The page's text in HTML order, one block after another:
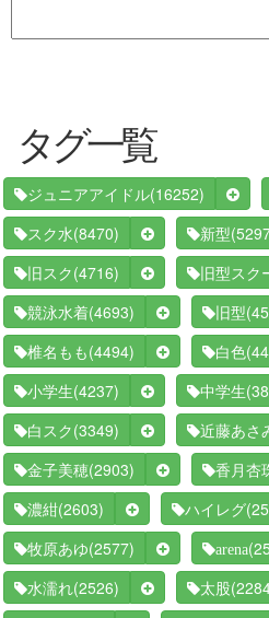
タグ一覧
ジュニアアイドル(16252)
スク水(8470) 新型
旧スク (4716) 旧型スク
競泳水着(4693) 旧型
椎名もも (4494) 白色
小学生(4237) 中学生
白スク (3349) 近藤あさ
金子美穂(2903) 香月杏
濃紺(2603) ハイレグ
牧原あゆ(2577) arena
水濡れ(2526) 太股